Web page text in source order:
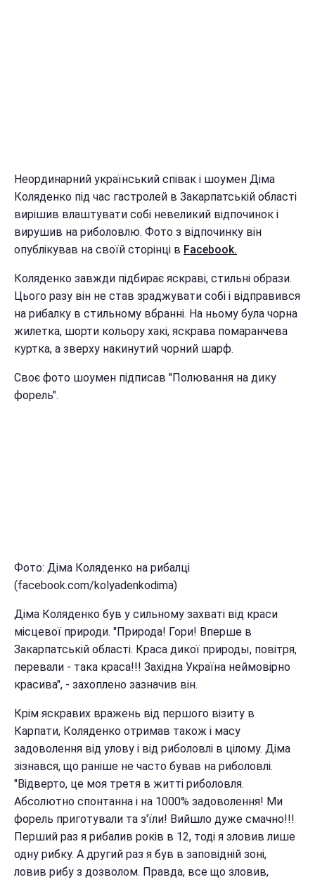
Неординарний український співак і шоумен Діма
Коляденко під час гастролей в Закарпатській області
вирішив влаштувати собі невеликий відпочинок і
вирушив на риболовлю. Фото з відпочинку він
опублікував на своїй сторінці в Facebook.
Коляденко завжди підбирає яскраві, стильні образи.
Цього разу він не став зраджувати собі і відправився
на рибалку в стильному вбранні. На ньому була чорна
жилетка, шорти кольору хакі, яскрава помаранчева
куртка, а зверху накинутий чорний шарф.
Своє фото шоумен підписав "Полювання на дику
форель".
Фото: Діма Коляденко на рибалці
(facebook.com/kolyadenkodima)
Діма Коляденко був у сильному захваті від краси
місцевої природи. "Природа! Гори! Вперше в
Закарпатській області. Краса дикої природы, повітря,
перевали - така краса!!! Західна Україна неймовірно
красива", - захоплено зазначив він.
Крім яскравих вражень від першого візиту в
Карпати, Коляденко отримав також і масу
задоволення від улову і від риболовлі в цілому. Діма
зізнався, що раніше не часто бував на риболовлі.
"Відверто, це моя третя в житті риболовля.
Абсолютно спонтанна і на 1000% задоволення! Ми
форель приготували та з'їли! Вийшло дуже смачно!!!
Перший раз я рибалив років в 12, тоді я зловив лише
одну рибку. А другий раз я був в заповідній зоні,
ловив рибу з дозволом. Правда, все що зловив,